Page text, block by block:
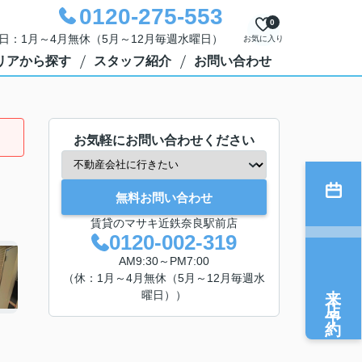
0120-275-553
1月～4月無休（5月～12月毎週水曜日） お気に入り
0
アから探す スタッフ紹介 お問い合わせ
お気軽にお問い合わせください
無料お問い合わせ
賃貸のマサキ近鉄奈良駅前店
0120-002-319
AM9:30～PM7:00
（休：1月～4月無休（5月～12月毎週水
曜日））
来店予約